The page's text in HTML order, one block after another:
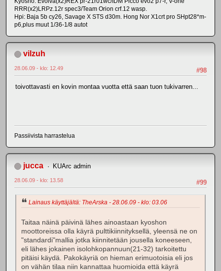
RRR(x2)LRPz.12r spec3/Team Orion crf.12 wasp.
Hpi: Baja 5b cy26, Savage X STS d30m. Hong Nor X1crt pro SHpt28*m-
p6,plus muut 1/36-1/8 autot
vilzuh
#98
28.06.09 - klo: 12.49
toivottavasti en kovin montaa vuotta että saan tuon tukivarren...
Passiivista harrastelua
jucca KUArc admin
#99
28.06.09 - klo: 13.58
Lainaus käyttäjältä: TheArska - 28.06.09 - klo: 03.06
Taitaa näinä päivinä lähes ainoastaan kyoshon
moottoreissa olla käyrä pulttikiinnityksellä, yleensä ne on
"standardi"mallia jotka kiinnitetään jousella koneeseen,
eli lähes jokainen isolohkopannuun(21-32) tarkoitettu
pitäisi käydä. Pakokäyriä on hieman erimuotoisia eli jos
on vähän tilaa niin kannattaa huomioida että käyrä